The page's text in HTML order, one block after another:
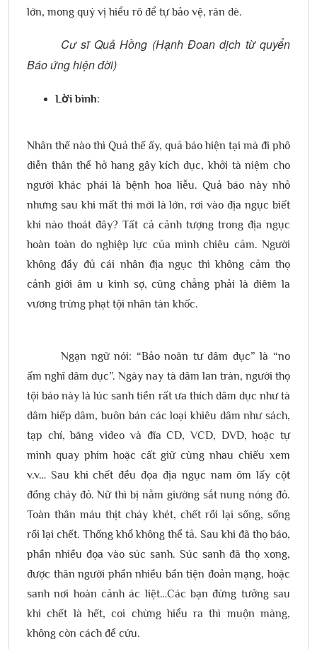
lớn, mong quý vị hiểu rõ để tự bảo vệ, răn dè.
Cư sĩ Quả Hồng (Hạnh Đoan dịch từ quyển
Báo ứng hiện đời)
Lời bình:
Nhân thế nào thì Quả thế ấy, quả báo hiện tại mà đi phô
diễn thân thể hở hang gây kích dục, khởi tà niệm cho
người khác phái là bệnh hoa liễu. Quả báo này nhỏ
nhưng sau khi mất thì mới là lớn, rơi vào địa ngục biết
khi nào thoát đây? Tất cả cảnh tượng trong địa ngục
hoàn toàn do nghiệp lực của mình chiêu cảm. Người
không đầy đủ cái nhân địa ngục thì không cảm thọ
cảnh giới âm u kinh sợ, cũng chẳng phải là diêm la
vương trừng phạt tội nhân tàn khốc.
Ngạn ngữ nói: “Bảo noãn tư dâm dục” là “no
ấm nghĩ dâm dục”. Ngày nay tà dâm lan tràn, người thọ
tội báo này là lúc sanh tiền rất ưa thích dâm dục như tà
dâm hiếp dâm, buôn bán các loại khiêu dâm như sách,
tạp chí, băng video và đĩa CD, VCD, DVD, hoặc tự
mình quay phim hoặc cất giữ cùng nhau chiếu xem
v.v… Sau khi chết đều đọa địa ngục nam ôm lấy cột
đồng cháy đỏ. Nữ thì bị nằm giường sắt nung nóng đỏ.
Toàn thân máu thịt cháy khét, chết rồi lại sống, sống
rồi lại chết. Thống khổ không thể tả. Sau khi đã thọ báo,
phần nhiều đọa vào súc sanh. Súc sanh đã thọ xong,
được thân người phần nhiều bần tiện đoản mạng, hoặc
sanh nơi hoàn cảnh ác liệt…Các bạn đừng tưởng sau
khi chết là hết, coi chừng hiểu ra thì muộn màng,
không còn cách để cứu.